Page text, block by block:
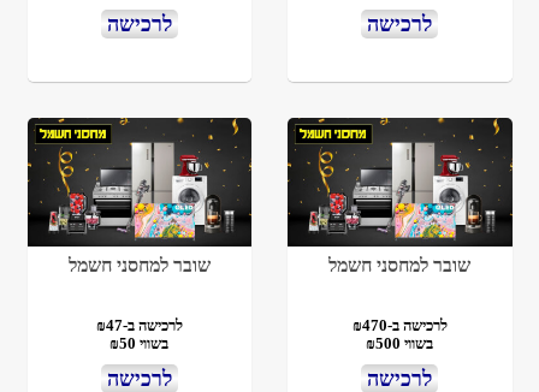
לרכישה לרכישה
שובר למחסני חשמל
לרכישה ב-₪470
בשווי ₪500
לרכישה
שובר למחסני חשמל
לרכישה ב-₪47
בשווי ₪50
לרכישה